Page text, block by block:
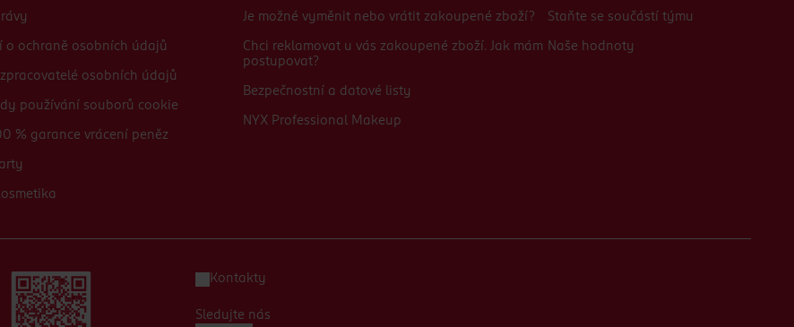
o ochraně osobních údajů
osobních údajů
používání souborů cookie
% garance vrácení peněz
Je možné vyměnit nebo vrátit zakoupené zboží?
Chci reklamovat u vás zakoupené zboží. Jak mám
postupovat?
Bezpečnostní a datové listy
NYX Professional Makeup
Staňte se součástí týmu
Naše hodnoty
Kontakty
Sledujte nás